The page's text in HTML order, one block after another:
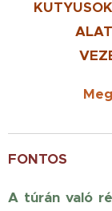
KUTYUSOK
FONTOS
A túrán való